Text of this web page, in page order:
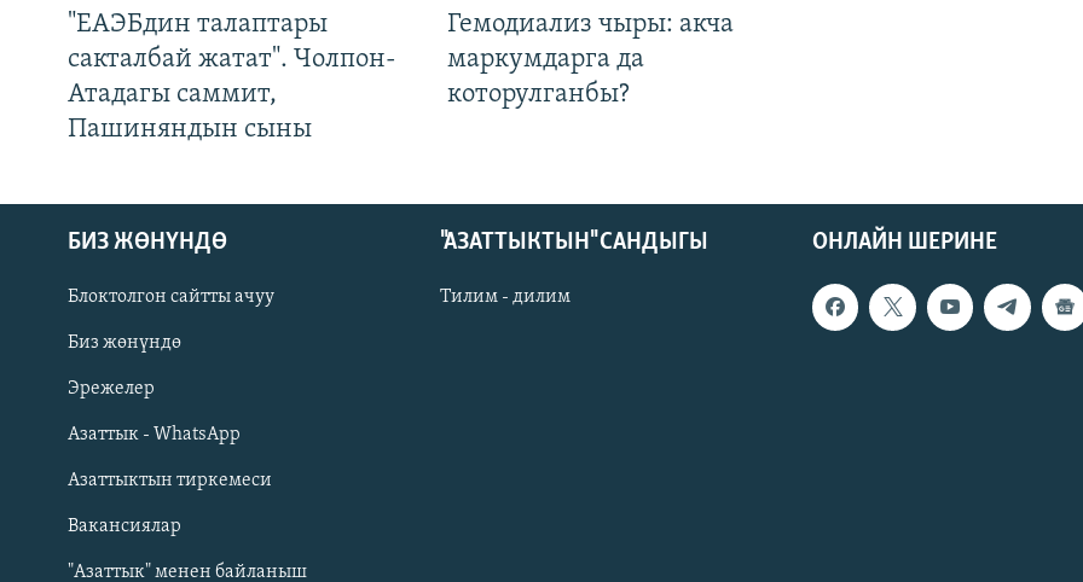
Русский
ОНЛАЙН ШЕРИНЕ
"ЕАЭБдин талаптары
сакталбай жатат". Чолпон-
Атадагы саммит,
Пашиняндын сыны
Гемодиализ чыры: акча
маркумдарга да
которулганбы?
ОНЛАЙН ШЕРИНЕ
БИЗ ЖӨНҮНДӨ
Блоктолгон сайтты ачуу
Биз жөнүндө
Эрежелер
Азаттык - WhatsApp
Азаттыктын тиркемеси
Вакансиялар
"Азаттык" менен байланыш
"АЗАТТЫКТЫН" САНДЫГЫ
Тилим - дилим